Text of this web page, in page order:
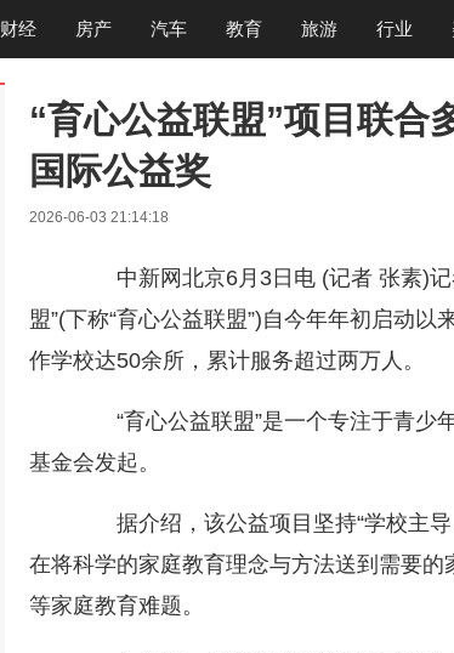
财经 房产 汽车 教育 旅游 行业
“育心公益联盟”项目联合
国际公益奖
2026-06-03 21:14:18
中新网北京6月3日电 (记者 张素)记
盟”(下称“育心公益联盟”)自今年年初启动
作学校达50余所，累计服务超过两万人。
“育心公益联盟”是一个专注于青少
基金会发起。
据介绍，该公益项目坚持“学校主导
在将科学的家庭教育理念与方法送到需要
等家庭教育难题。